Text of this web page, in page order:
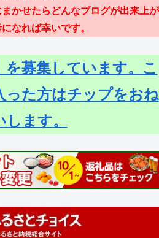
かせたらどんなブログが出来上が
なれば幸いです。
募集しています。こ
った方はチップをおね
します。